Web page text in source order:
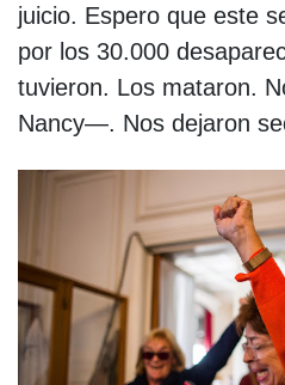
juicio. Espero que este
por los 30.000
tuvieron. Los mataron.
Nancy—. Nos dejaron